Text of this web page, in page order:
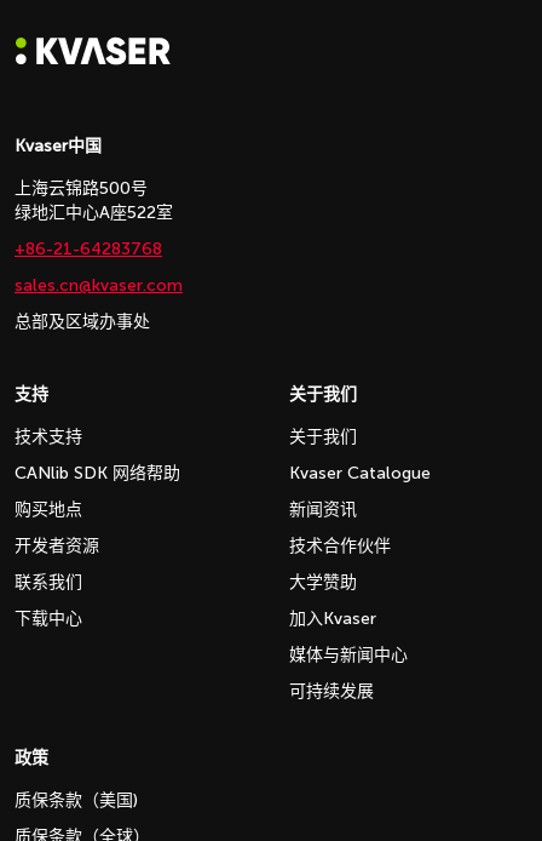
Kvaser中国
上海云锦路500号
绿地汇中心A座522室
+86-21-64283768
sales.cn@kvaser.com
总部及区域办事处
支持
技术支持
CANlib SDK 网络帮助
购买地点
开发者资源
联系我们
下载中心
关于我们
关于我们
Kvaser Catalogue
新闻资讯
技术合作伙伴
大学赞助
加入Kvaser
媒体与新闻中心
可持续发展
政策
质保条款（美国)
质保条款（全球）